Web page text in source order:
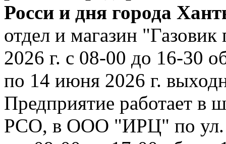
Росси и дня города
отдел и магазин
2026 г. с 08-00 до 16-30
по 14 июня 2026 г.
Предприятие работает в
РСО, в ООО "ИРЦ" по ул.